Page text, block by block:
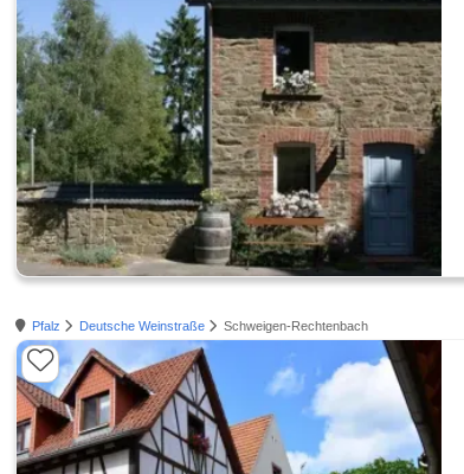
Pfalz Deutsche Weinstraße Schweigen-Rechtenbach